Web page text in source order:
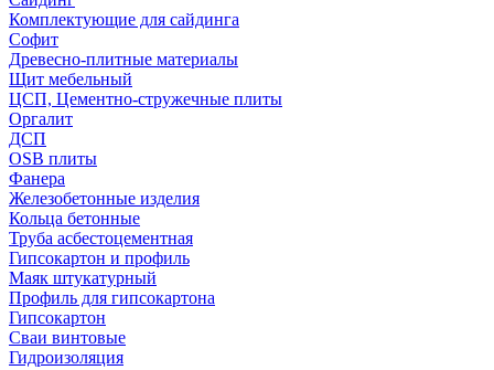
Комплектующие для сайдинга
Софит
Древесно-плитные материалы
Щит мебельный
ЦСП, Цементно-стружечные плиты
Оргалит
ДСП
OSB плиты
Фанера
Железобетонные изделия
Кольца бетонные
Труба асбестоцементная
Гипсокартон и профиль
Маяк штукатурный
Профиль для гипсокартона
Гипсокартон
Сваи винтовые
Гидроизоляция